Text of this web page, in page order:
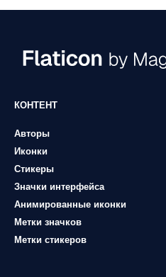
КОНТЕНТ
Авторы
Иконки
Стикеры
Значки интерфейса
Анимированные иконки
Метки значков
Метки стикеров